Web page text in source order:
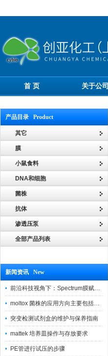
首 页 关于公司
产品目录 Product
其它
膜
小鼠食料
DNA和细胞
菌株
抗体
渗透压泵
全部产品列表
新闻资讯 New
前沿科技视角下：Spectrum膜赋能精密制造
moltox 菌株的应用方向主要包括以下几个方面
突变检测试剂盒的维护与保养指南
mattek 培养皿操作与存放要求
PE管进行试压的步骤